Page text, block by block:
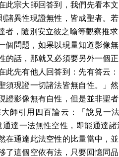
此宗大師回答到，我們先看本
諸異性現證無性，皆成聖者。
者，隨別安立彼之喻等觀察推求
個問題，如果以現量知道影像
的話，那就又必須要另外一個
此先有他人回答到：先有答云
須現證一切諸法皆無自性。」
證影像無有自性，但是並非聖
師引用四百論云：「說見一
通達一法無性空性，即能通達
在通達此法空性的比量當中，
了這個空依有法，只要回憶同